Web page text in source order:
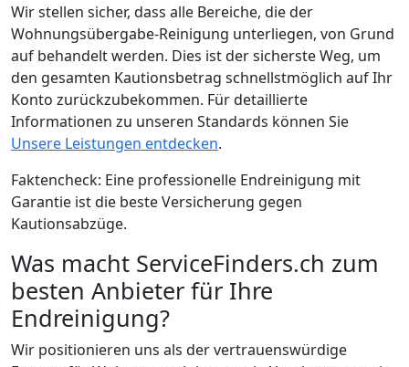
Wir stellen sicher, dass alle Bereiche, die der
Wohnungsübergabe-Reinigung unterliegen, von Grund
auf behandelt werden. Dies ist der sicherste Weg, um
den gesamten Kautionsbetrag schnellstmöglich auf Ihr
Konto zurückzubekommen. Für detaillierte
Informationen zu unseren Standards können Sie
Unsere Leistungen entdecken.
Faktencheck: Eine professionelle Endreinigung mit
Garantie ist die beste Versicherung gegen
Kautionsabzüge.
Was macht ServiceFinders.ch zum
besten Anbieter für Ihre
Endreinigung?
Wir positionieren uns als der vertrauenswürdige